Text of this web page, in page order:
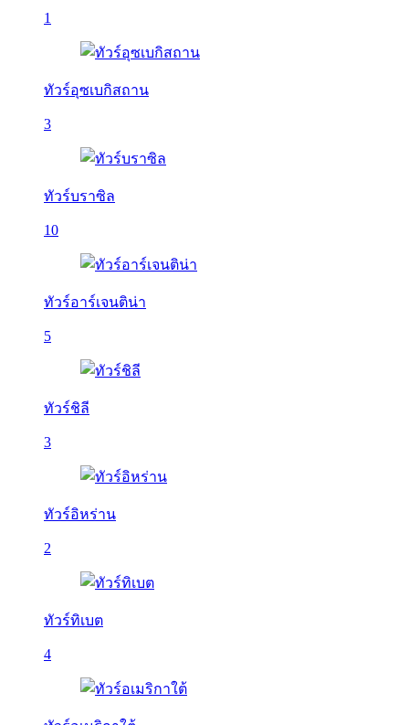
1
ทัวร์อุซเบกิสถาน
3
ทัวร์บราซิล
10
ทัวร์อาร์เจนติน่า
5
ทัวร์ชิลี
3
ทัวร์อิหร่าน
2
ทัวร์ทิเบต
4